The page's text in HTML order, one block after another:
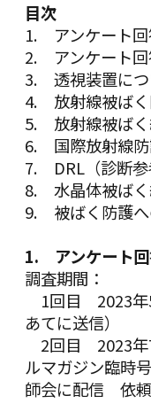
目次
1. アンケート
2. アンケート
3. 透視装置に
4. 放射線被ば
5. 放射線被ば
6. 国際放射線
7. DRL（診断
8. 水晶体被ば
9. 被ばく防護
1. アンケート回
調査期間：
1回目 2023年
あてに送信）
2回目 2023年
ルマガジン臨時
師会に配信 依頼